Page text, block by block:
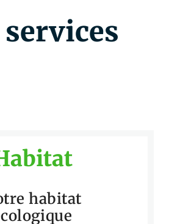
services
habitat